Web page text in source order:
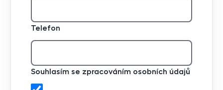
Telefon
Souhlasím se zpracováním osobních údajů